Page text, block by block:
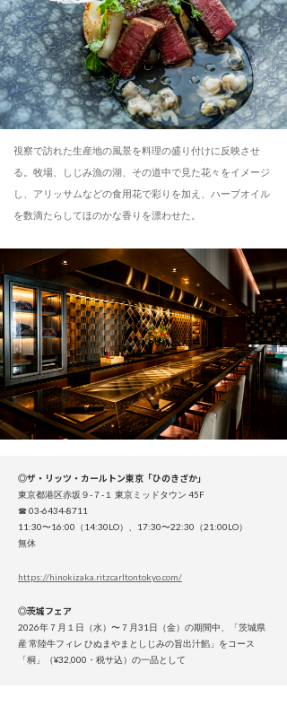
視察で訪れた生産地の風景を料理の盛り付けに反映させ
る。牧場、しじみ漁の湖、その道中で見た花々をイメージ
し、アリッサムなどの食用花で彩りを加え、ハーブオイル
を数滴たらしてほのかな香りを漂わせた。
◎ザ・リッツ・カールトン東京「ひのきざか」
東京都港区赤坂９-７-１ 東京ミッドタウン 45F
☎︎ 03-6434-8711
11:30〜16:00（14:30LO）、17:30〜22:30（21:00LO）
無休
https://hinokizaka.ritzcarltontokyo.com/
◎茨城フェア
2026年７月１日（水）〜７月31日（金）の期間中、「茨城県
産 常陸牛フィレ ひぬまやまとしじみの旨出汁餡」をコース
「桐」（¥32,000・税サ込）の一品として